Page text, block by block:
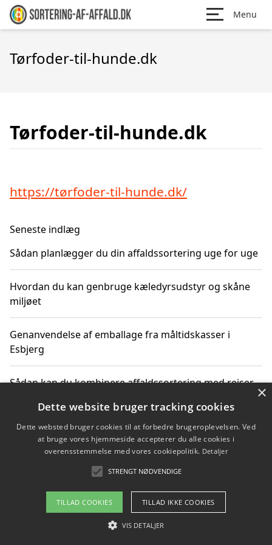
Menu
Tørfoder-til-hunde.dk
Tørfoder-til-hunde.dk
https://tørfoder-til-hunde.dk/
Seneste indlæg
Sådan planlægger du din affaldssortering uge for uge
Hvordan du kan genbruge kæledyrsudstyr og skåne
miljøet
Genanvendelse af emballage fra måltidskasser i
Esbjerg
Sådan kan du kombinere affaldssortering med rejser
Hvordan affaldssortering kan bidrage til co2 reduktion
Om / kontakt
Blog Betingelser
×
Dette website bruger tracking cookies
Dette websted bruger cookies til at forbedre brugeroplevelsen. Ved
at bruge vores hjemmeside accepterer du alle cookies i
overensstemmelse med vores cookiepolitik. Detaljer
STRENGT NØDVENDIGE
TILLAD COOKIES TILLAD IKKE COOKIES
VIS DETALJER